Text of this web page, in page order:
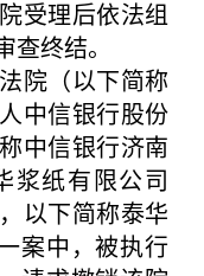
受理后依法组
终结。
院（以下简称
中信银行股份
中信银行济南
浆纸有限公司
以下简称泰华
案中，被执行